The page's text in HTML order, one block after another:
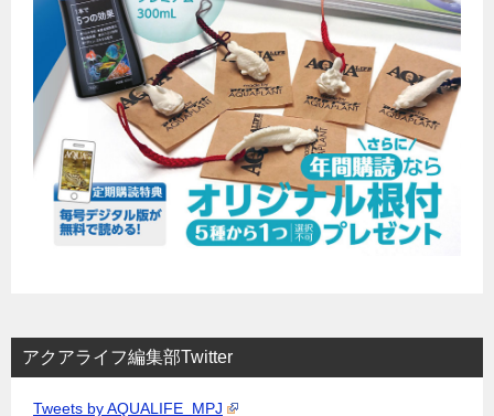
アクアライフ編集部Twitter
Tweets by AQUALIFE_MPJ